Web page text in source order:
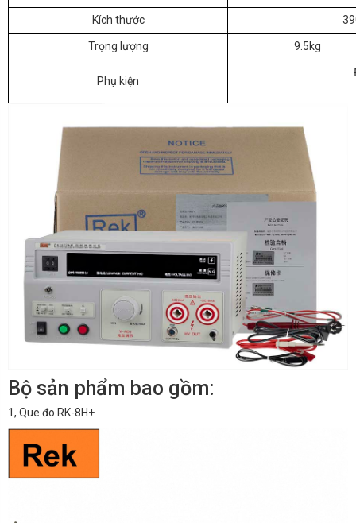
Kích thước
Trọng lượng 9.5kg
Phụ kiện
Bộ sản phẩm bao gồm:
1, Que đo RK-8H+